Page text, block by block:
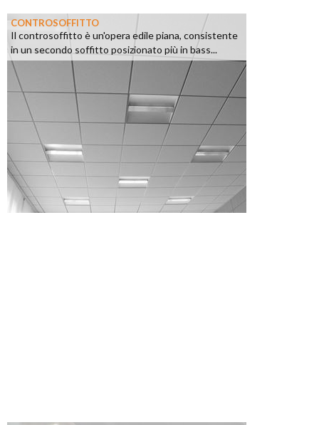
CONTROSOFFITTO
Il controsoffitto è un'opera edile piana, consistente
in un secondo soffitto posizionato più in bass...